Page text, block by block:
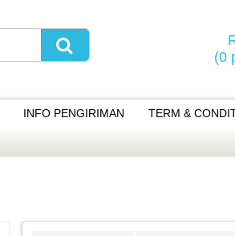
(0
INFO PENGIRIMAN TERM &